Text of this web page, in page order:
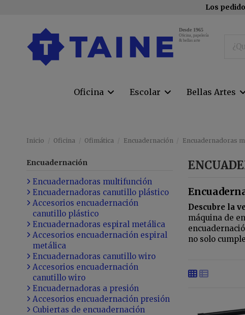
Los
Desde 1965
Oﬁcina, papelería
& bellas arte
Oficina Escolar Bellas Artes
Inicio Oficina Ofimática Encuadernación Encuadernadoras
Descubre la
máquina de
no solo
Encuadernación
Encuadernadoras multifunción
Encuadernadoras canutillo plástico
Accesorios encuadernación
canutillo plástico
Encuadernadoras espiral metálica
Accesorios encuadernación espiral
metálica
Encuadernadoras canutillo wiro
Accesorios encuadernación
canutillo wiro
Encuadernadoras a presión
Accesorios encuadernación presión
Cubiertas de encuadernación